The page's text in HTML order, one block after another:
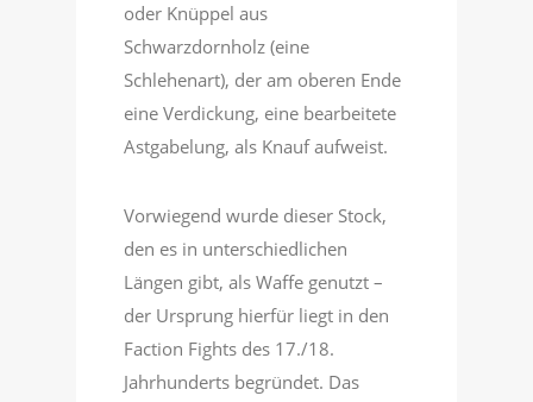
oder Knüppel aus
Schwarzdornholz (eine
Schlehenart), der am oberen Ende
eine Verdickung, eine bearbeitete
Astgabelung, als Knauf aufweist.
Vorwiegend wurde dieser Stock,
den es in unterschiedlichen
Längen gibt, als Waffe genutzt –
der Ursprung hierfür liegt in den
Faction Fights des 17./18.
Jahrhunderts begründet. Das